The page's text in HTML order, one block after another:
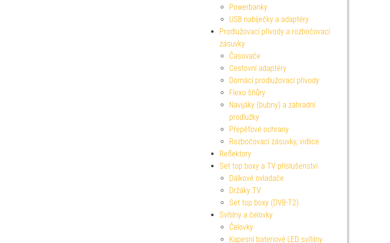
Powerbanky
USB nabíječky a adaptéry
Prodlužovací přívody a rozbočovací
zásuvky
Časovače
Cestovní adaptéry
Domácí prodlužovací přívody
Flexo šňůry
Navijáky (bubny) a zahradní
prodlužky
Přepěťové ochrany
Rozbočovací zásuvky, vidlice
Reflektory
Set top boxy a TV příslušenství
Dálkové ovladače
Držáky TV
Set top boxy (DVB-T2)
Svítilny a čelovky
Čelovky
Kapesní bateriové LED svítilny